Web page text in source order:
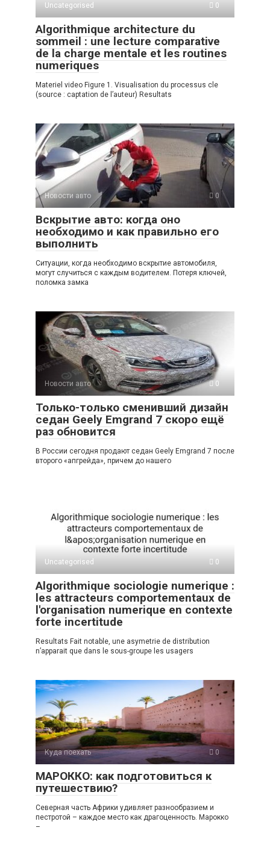
Uncategorised 0
Algorithmique architecture du
sommeil : une lecture comparative
de la charge mentale et les routines
numeriques
Materiel video Figure 1. Visualisation du processus cle
(source : captation de l’auteur) Resultats
Новости авто 0
Вскрытие авто: когда оно
необходимо и как правильно его
выполнить
Ситуации, когда необходимо вскрытие автомобиля,
могут случиться с каждым водителем. Потеря ключей,
поломка замка
Новости авто 0
Только-только сменивший дизайн
седан Geely Emgrand 7 скоро ещё
раз обновится
В России сегодня продают седан Geely Emgrand 7 после
второго «апгрейда», причем до нашего
Uncategorised 0
Algorithmique sociologie numerique :
les attracteurs comportementaux de
l'organisation numerique en contexte
forte incertitude
Resultats Fait notable, une asymetrie de distribution
n’apparait que dans le sous-groupe les usagers
Куда поехать 0
МАРОККО: как подготовиться к
путешествию?
Северная часть Африки удивляет разнообразием и
пестротой – каждое место как драгоценность. Марокко
–